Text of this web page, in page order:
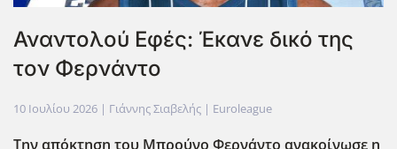
Αναντολού Εφές: Έκανε δικό της
τον Φερνάντο
10 Ιουλίου 2026 | Γιάννης Σιαβελής | Euroleague
Την απόκτηση του Μπρούνο Φερνάντο ανακοίνωσε η